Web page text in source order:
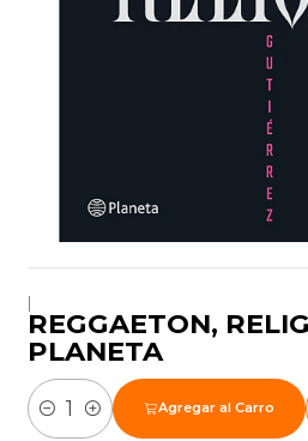
|
REGGAETON,
PLANETA
Cantidad
Agregar al Carro